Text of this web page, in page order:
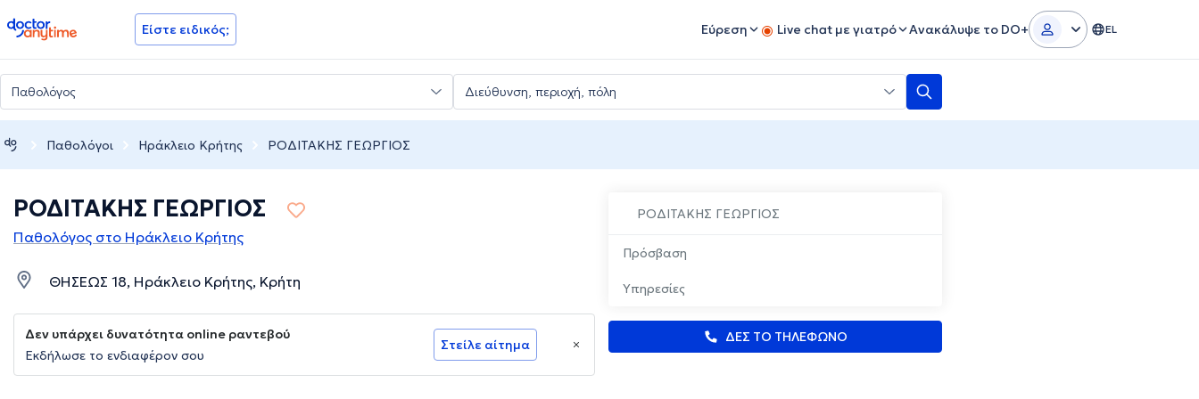
doctoranytime Είστε ειδικός; Εύρεση Live chat με γιατρό Ανακάλυψε το DO+ EL
Παθολόγοι Ηράκλειο Κρήτης ΡΟΔΙΤΑΚΗΣ ΓΕΩΡΓΙΟΣ
ΡΟΔΙΤΑΚΗΣ ΓΕΩΡΓΙΟΣ
Πρόσβαση
Υπηρεσίες
ΔΕΣ ΤΟ ΤΗΛΕΦΩΝΟ
ΡΟΔΙΤΑΚΗΣ ΓΕΩΡΓΙΟΣ
Παθολόγος στο Ηράκλειο Κρήτης
ΘΗΣΕΩΣ 18, Ηράκλειο Κρήτης, Κρήτη
Δεν υπάρχει δυνατότητα online ραντεβού
Εκδήλωσε το ενδιαφέρον σου
Στείλε αίτημα